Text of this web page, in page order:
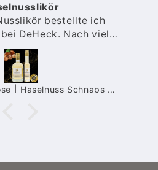
bestellte ich
DeHeck. Nach vielen
Sorten von
stellte ich fest,
intensiv nach Nuss
nur Nussbrände Haselnuss Spirituose | Haselnuss Schnaps mit intensivem Nuss-Geschmack | 35%